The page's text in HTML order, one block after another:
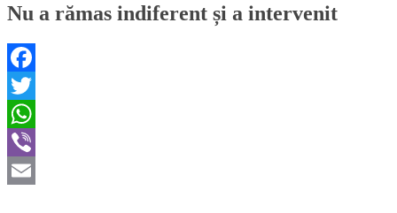
Nu a rămas indiferent și a intervenit
Facebook
Twitter
WhatsApp
Viber